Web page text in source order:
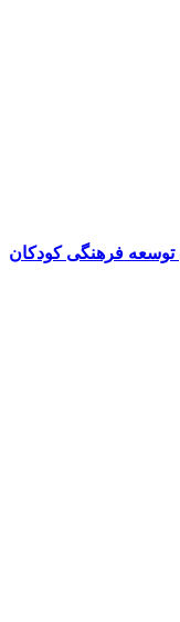
توسعه فرهنگی کودکان